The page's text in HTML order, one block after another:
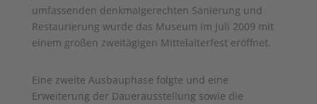
umfassenden denkmalgerechten Sanierung und
Restaurierung wurde das Museum im Juli 2009 mit
einem großen zweitägigen Mittelalterfest eröffnet.
Eine zweite Ausbauphase folgte und eine
Erweiterung der Dauerausstellung sowie die